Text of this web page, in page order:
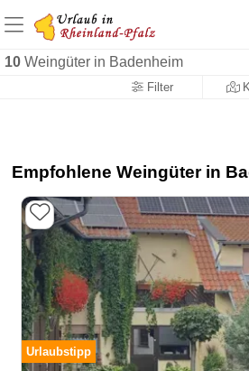
10 Weingüter in Badenheim
Filter
+1.500 Unterkünfte in
+1.000 Sehenswürdigkeiten
Empfohlene Weingüter in
Urlaubstipp